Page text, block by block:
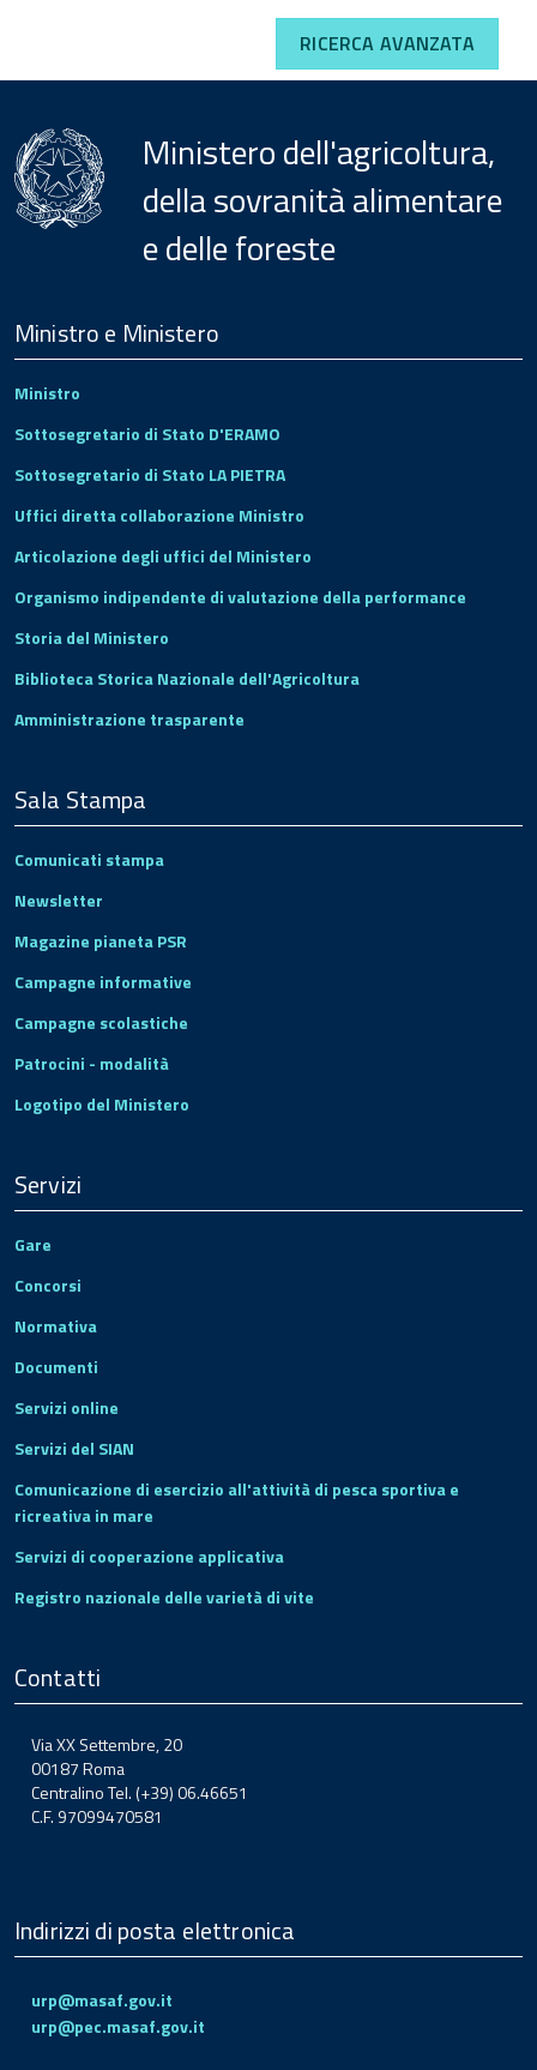
RICERCA AVANZATA
Ministero dell'agricoltura,
della sovranità alimentare
e delle foreste
Footer
Ministro e Ministero
Ministro
Sottosegretario di Stato D'ERAMO
Sottosegretario di Stato LA PIETRA
Uffici diretta collaborazione Ministro
Articolazione degli uffici del Ministero
Organismo indipendente di valutazione della performance
Storia del Ministero
Biblioteca Storica Nazionale dell'Agricoltura
Amministrazione trasparente
Sala Stampa
Comunicati stampa
Newsletter
Magazine pianeta PSR
Campagne informative
Campagne scolastiche
Patrocini - modalità
Logotipo del Ministero
Servizi
Gare
Concorsi
Normativa
Documenti
Servizi online
Servizi del SIAN
Comunicazione di esercizio all'attività di pesca sportiva e
ricreativa in mare
Servizi di cooperazione applicativa
Registro nazionale delle varietà di vite
Contatti
Via XX Settembre, 20
00187 Roma
Centralino Tel. (+39) 06.46651
C.F. 97099470581
Indirizzi di posta elettronica
urp@masaf.gov.it
urp@pec.masaf.gov.it